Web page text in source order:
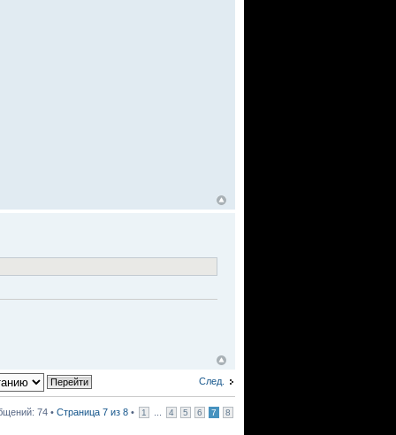
След.
74 • Страница 7 из 8 • 1 4 5 6 7 8